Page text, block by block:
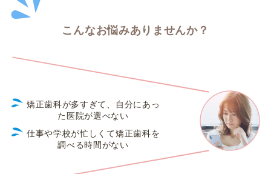
こんなお悩みありませんか？
矯正歯科が多すぎて、自分にあっ
た医院が選べない
仕事や学校が忙しくて矯正歯科を
調べる時間がない